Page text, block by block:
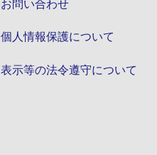
お問い合わせ
個人情報保護について
表示等の法令遵守について